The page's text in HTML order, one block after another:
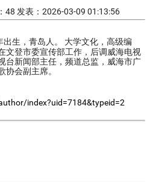
48 发表：2026-03-09 01:13:56
出生，青岛人。 大学文化，高级编
文登市委宣传部工作，后调威海电视
台新闻部主任，频道总监，威海市广
协会副主席。
index?uid=7184&typeid=2